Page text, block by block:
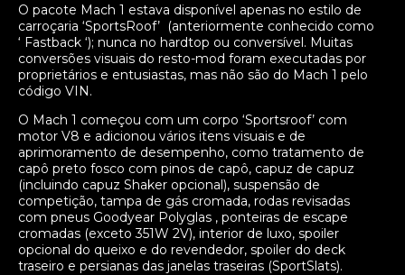
O pacote Mach 1 estava disponível apenas no estilo de
carroçaria ‘SportsRoof’ (anteriormente conhecido como
‘ Fastback ‘); nunca no hardtop ou conversível. Muitas
conversões visuais do resto-mod foram executadas por
proprietários e entusiastas, mas não são do Mach 1 pelo
código VIN.
O Mach 1 começou com um corpo ‘Sportsroof’ com
motor V8 e adicionou vários itens visuais e de
aprimoramento de desempenho, como tratamento de
capô preto fosco com pinos de capô, capuz de capuz
(incluindo capuz Shaker opcional), suspensão de
competição, tampa de gás cromada, rodas revisadas
com pneus Goodyear Polyglas , ponteiras de escape
cromadas (exceto 351W 2V), interior de luxo, spoiler
opcional do queixo e do revendedor, spoiler do deck
traseiro e persianas das janelas traseiras (SportSlats).